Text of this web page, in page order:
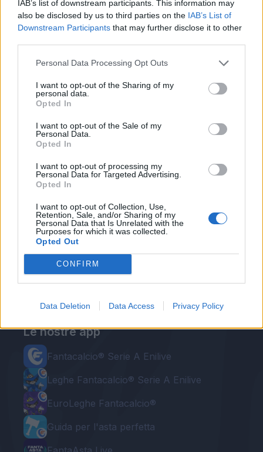
IAB’s list of downstream participants. This information may
also be disclosed by us to third parties on the IAB’s List of
Downstream Participants that may further disclose it to other
Personal Data Processing Opt Outs
I want to opt-out of the Sharing of my
personal data.
Opted In
I want to opt-out of the Sale of my
Personal Data.
Opted In
I want to opt-out of processing my
Personal Data for Targeted Advertising.
Opted In
I want to opt-out of Collection, Use,
Retention, Sale, and/or Sharing of my
Personal Data that Is Unrelated with the
Purposes for which it was collected.
Opted Out
CONFIRM
Data Deletion Data Access Privacy Policy
Autore
Redazione Fantacalcio.it
Le nostre app
Fantacalcio® Serie A Enilive
Leghe Fantacalcio® Serie A Enilive
EuroLeghe Fantacalcio®
Guida per l'asta perfetta